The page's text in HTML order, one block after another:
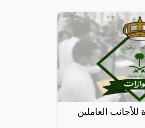
ورغم أن
العاملين